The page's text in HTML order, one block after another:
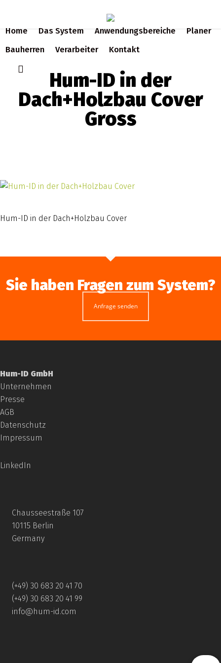
main
content
Home Das System Anwendungsbereiche
Planer
Bauherren
Verarbeiter Kontakt
Hum-ID in der
Dach+Holzbau Cover
Gross
Hum-ID in der Dach+Holzbau Cover
Sie haben Fragen zum System?
Anfrage senden
Hum-ID GmbH
Unternehmen
Presse
AGB
Datenschutz
Impressum
LinkedIn
Chausseestraße 107
10115 Berlin
Germany
(+49) 30 683 20 41 70
(+49) 30 683 20 41 99
info@hum-id.com